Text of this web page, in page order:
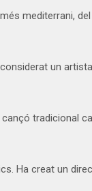
mediterrani,
un
tradicional
Ha creat un